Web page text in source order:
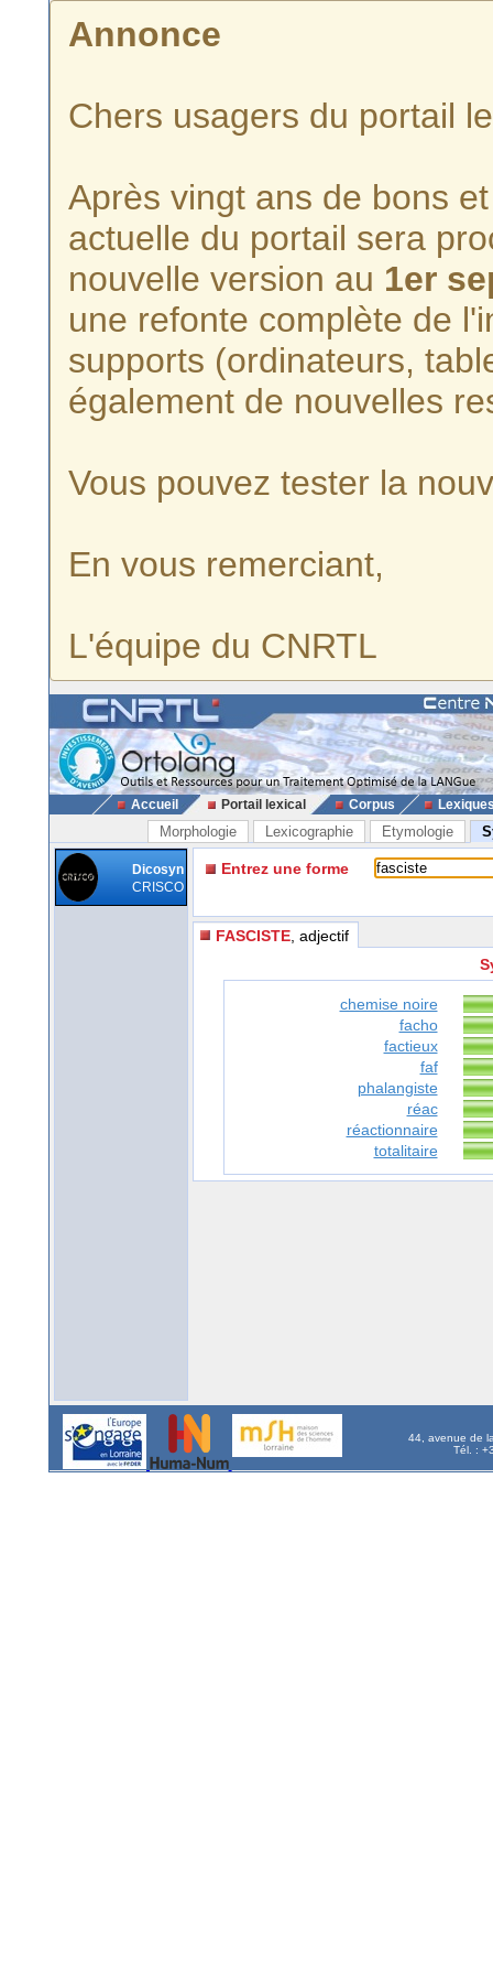
Annonce
Chers usagers du portail
Après vingt ans de bons
actuelle du portail sera
nouvelle version au 1er
une refonte complète de
supports (ordinateurs,
également de nouvelles
Vous pouvez tester la
En vous remerciant,
L'équipe du CNRTL
Accueil Portail lexical Corpus
Morphologie Lexicographie Etymologie
Dicosyn
CRISCO
Entrez une forme
FASCISTE , adjectif
chemise noire
facho
factieux
faf
phalangiste
réac
réactionnaire
totalitaire
44, avenue de
Tél. :